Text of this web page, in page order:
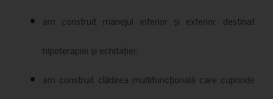
am construit manejul interior și exterior, destinat
hipoterapiei și echitației;
am construit clădirea multifuncțională care cuprinde